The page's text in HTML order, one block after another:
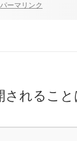
パーマリンク
されるこ